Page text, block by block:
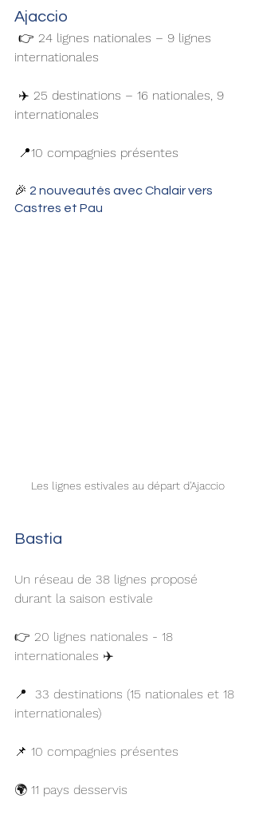
Ajaccio
👉 24 lignes nationales – 9 lignes
internationales
✈️ 25 destinations – 16 nationales, 9
internationales
📍10 compagnies présentes
🎉 2 nouveautés avec Chalair vers
Castres et Pau
Les lignes estivales au départ d'Ajaccio
Bastia
Un réseau de 38 lignes proposé
durant la saison estivale
👉 20 lignes nationales - 18
internationales ✈️
📍  33 destinations (15 nationales et 18
internationales)
📌 10 compagnies présentes
🌍 11 pays desservis